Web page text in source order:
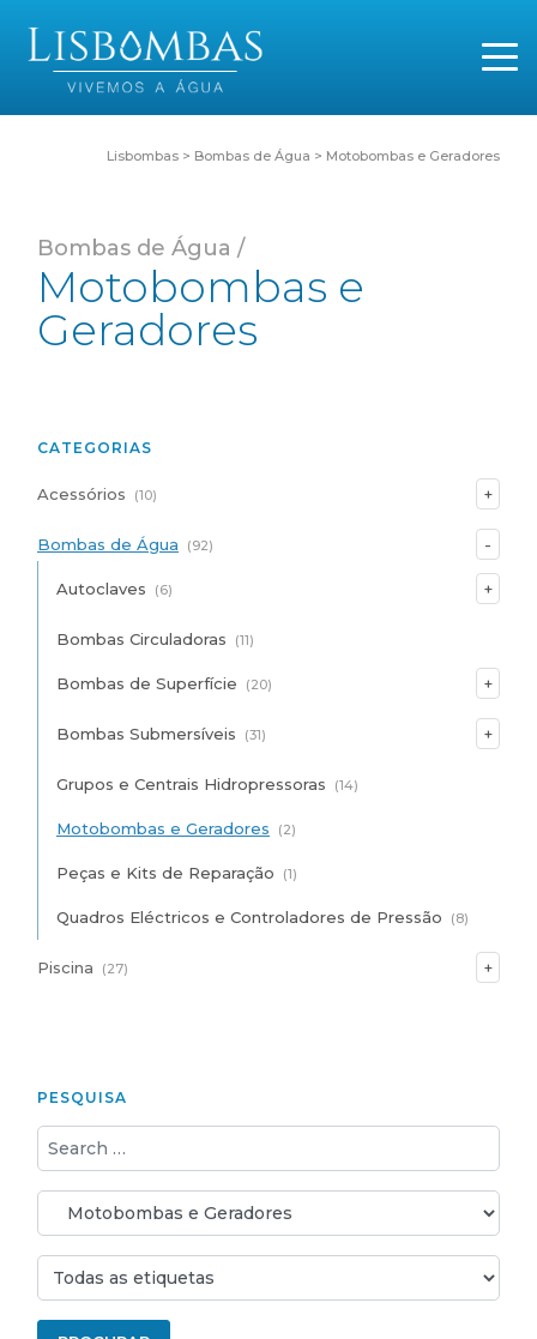
Lisbombas > Bombas de Água > Motobombas e Geradores
Bombas de Água /
Motobombas e
Geradores
CATEGORIAS
Acessórios (10)
Bombas de Água (92)
Autoclaves (6)
Bombas Circuladoras (11)
Bombas de Superfície (20)
Bombas Submersíveis (31)
Grupos e Centrais Hidropressoras (14)
Motobombas e Geradores (2)
Peças e Kits de Reparação (1)
Quadros Eléctricos e Controladores de Pressão (8)
Piscina (27)
PESQUISA